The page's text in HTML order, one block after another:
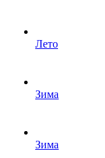
Лето
Зима
Зима